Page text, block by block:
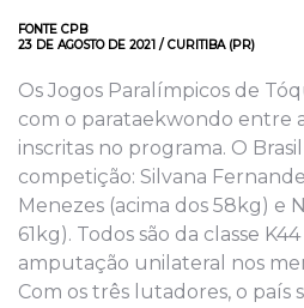
FONTE CPB
23 DE AGOSTO DE 2021 / CURITIBA (PR)
Os Jogos Paralímpicos de
com o parataekwondo entre
inscritas no programa. O
competição: Silvana
Menezes (acima dos 58kg) e
61kg). Todos são da classe
amputação unilateral nos
Com os três lutadores, o país